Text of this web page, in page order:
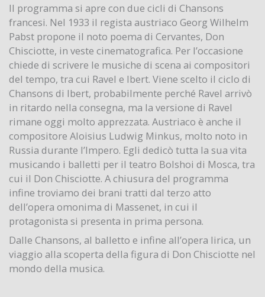
Il programma si apre con due cicli di Chansons
francesi. Nel 1933 il regista austriaco Georg Wilhelm
Pabst propone il noto poema di Cervantes, Don
Chisciotte, in veste cinematografica. Per l’occasione
chiede di scrivere le musiche di scena ai compositori
del tempo, tra cui Ravel e Ibert. Viene scelto il ciclo di
Chansons di Ibert, probabilmente perché Ravel arrivò
in ritardo nella consegna, ma la versione di Ravel
rimane oggi molto apprezzata. Austriaco è anche il
compositore Aloisius Ludwig Minkus, molto noto in
Russia durante l’Impero. Egli dedicò tutta la sua vita
musicando i balletti per il teatro Bolshoi di Mosca, tra
cui il Don Chisciotte. A chiusura del programma
infine troviamo dei brani tratti dal terzo atto
dell’opera omonima di Massenet, in cui il
protagonista si presenta in prima persona.
Dalle Chansons, al balletto e infine all’opera lirica, un
viaggio alla scoperta della figura di Don Chisciotte nel
mondo della musica.